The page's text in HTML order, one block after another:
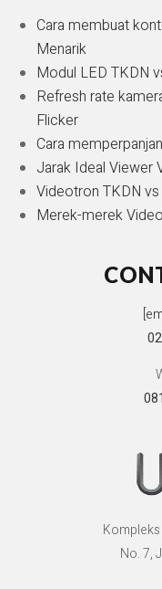
Cara membuat
Menarik
Modul LED TKDN
Refresh rate
Flicker
Cara
Jarak Ideal Viewer
Videotron TKDN
Merek-merek
No. 7,